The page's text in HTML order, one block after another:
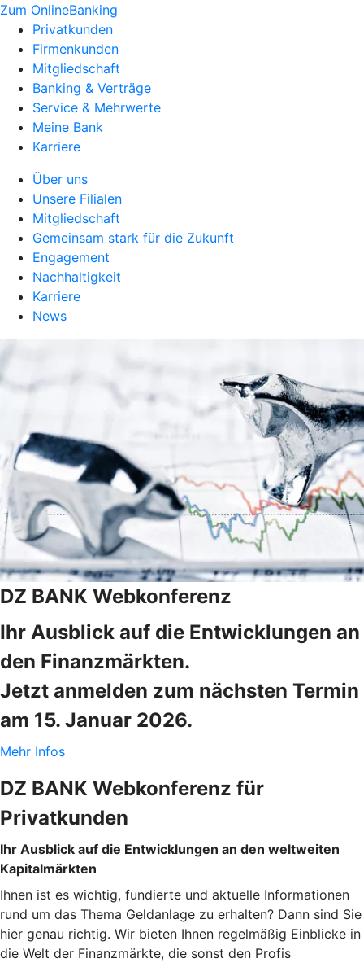
Zum OnlineBanking
Privatkunden
Firmenkunden
Mitgliedschaft
Banking & Verträge
Service & Mehrwerte
Meine Bank
Karriere
Über uns
Unsere Filialen
Mitgliedschaft
Gemeinsam stark für die Zukunft
Engagement
Nachhaltigkeit
Karriere
News
DZ BANK Webkonferenz
Ihr Ausblick auf die Entwicklungen an
den Finanzmärkten.
Jetzt anmelden zum nächsten Termin
am 15. Januar 2026.
Mehr Infos
DZ BANK Webkonferenz für
Privatkunden
Ihr Ausblick auf die Entwicklungen an den weltweiten
Kapitalmärkten
Ihnen ist es wichtig, fundierte und aktuelle Informationen
rund um das Thema Geldanlage zu erhalten? Dann sind Sie
hier genau richtig. Wir bieten Ihnen regelmäßig Einblicke in
die Welt der Finanzmärkte, die sonst den Profis